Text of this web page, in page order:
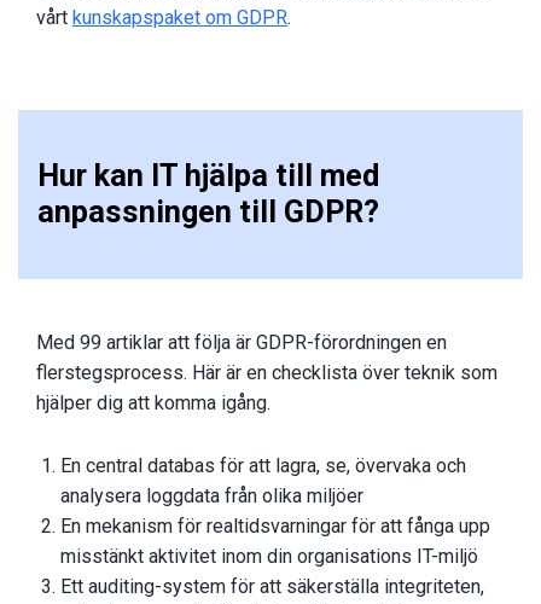
vårt kunskapspaket om GDPR.
Hur kan IT hjälpa till med
anpassningen till GDPR?
Med 99 artiklar att följa är GDPR-förordningen en
flerstegsprocess. Här är en checklista över teknik som
hjälper dig att komma igång.
En central databas för att lagra, se, övervaka och
analysera loggdata från olika miljöer
En mekanism för realtidsvarningar för att fånga upp
misstänkt aktivitet inom din organisations IT-miljö
Ett auditing-system för att säkerställa integriteten,